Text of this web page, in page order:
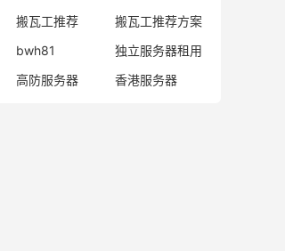
搬瓦工推荐
搬瓦工推荐方案
bwh81
独立服务器租用
高防服务器 香港服务器